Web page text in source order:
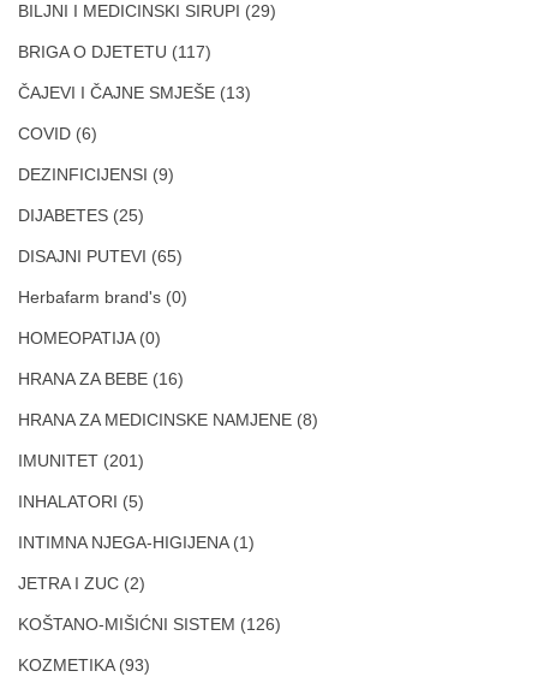
BILJNI I MEDICINSKI SIRUPI (29)
BRIGA O DJETETU (117)
ČAJEVI I ČAJNE SMJEŠE (13)
COVID (6)
DEZINFICIJENSI (9)
DIJABETES (25)
DISAJNI PUTEVI (65)
Herbafarm brand's (0)
HOMEOPATIJA (0)
HRANA ZA BEBE (16)
HRANA ZA MEDICINSKE NAMJENE (8)
IMUNITET (201)
INHALATORI (5)
INTIMNA NJEGA-HIGIJENA (1)
JETRA I ZUC (2)
KOŠTANO-MIŠIĆNI SISTEM (126)
KOZMETIKA (93)